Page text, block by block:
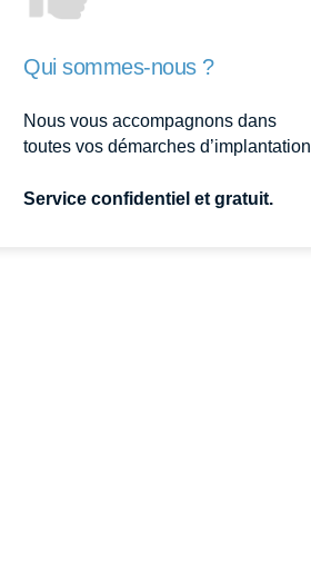
Qui sommes-nous ?
Nous vous accompagnons dans
toutes vos démarches d’implantation
Service confidentiel et gratuit.